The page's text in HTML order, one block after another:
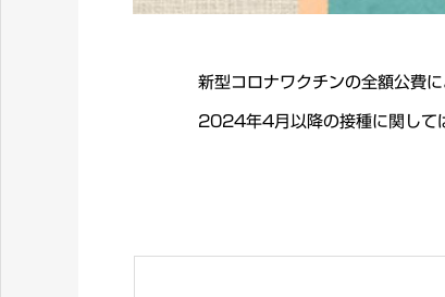
新型コロナワクチンの全額公費
2024年4月以降の接種に関して